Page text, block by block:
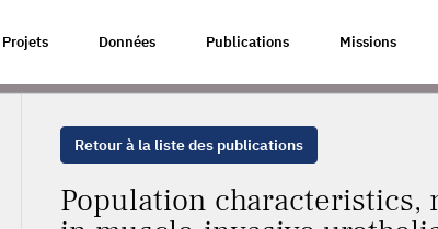
Projets Données Publications Missions
CHARACTERISTICS, MANAGEMENT, AND SURVIVAL
Retour à la liste des publications
Population characteristics,